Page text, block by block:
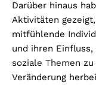
Darüber hinaus
Aktivitäten
mitfühlende
und ihren
soziale Themen
Veränderung